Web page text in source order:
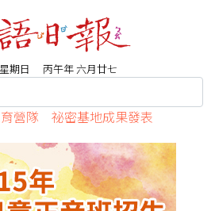
期日 丙午年 六月廿七
營隊 祕密基地成果發表